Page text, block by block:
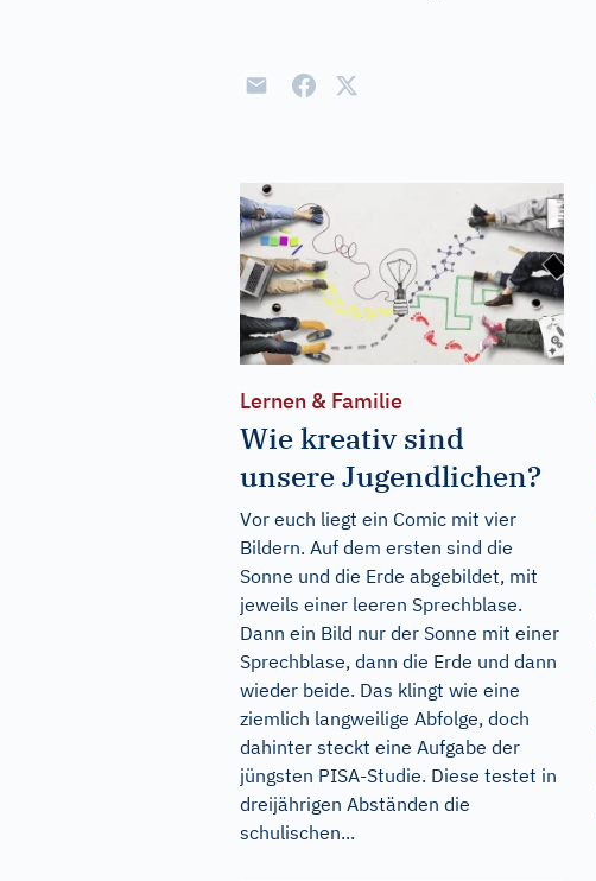
Lernen & Familie
Wie kreativ sind
unsere Jugendlichen?
Vor euch liegt ein Comic mit vier
Bildern. Auf dem ersten sind die
Sonne und die Erde abgebildet, mit
jeweils einer leeren Sprechblase.
Dann ein Bild nur der Sonne mit einer
Sprechblase, dann die Erde und dann
wieder beide. Das klingt wie eine
ziemlich langweilige Abfolge, doch
dahinter steckt eine Aufgabe der
jüngsten PISA-Studie. Diese testet in
dreijährigen Abständen die
schulischen...